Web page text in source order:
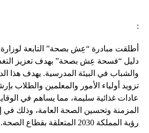
:
أطلقت مبادرة “عِش بصحة” التابعة
دليل “فسحة عِش بصحة” بهدف تعزيز
والشباب في البيئة المدرسية. يهدف هذا
تزويد أولياء الأمور والمعلمين والطلاب
عادات غذائية سليمة، مما يساهم في
المزمنة وتحسين الصحة العامة، وذلك في
رؤية المملكة 2030 المتعلقة بقطاع الصحة.